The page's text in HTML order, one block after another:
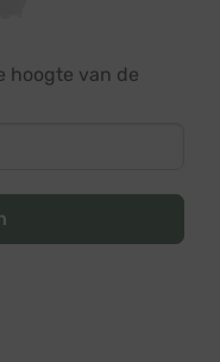
hoogte van de